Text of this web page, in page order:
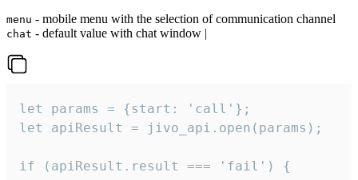
menu - mobile menu with the selection of communication channel
chat - default value with chat window |
let params = {start: 'call'};
let apiResult = jivo_api.open(params);
if (apiResult.result === 'fail') {